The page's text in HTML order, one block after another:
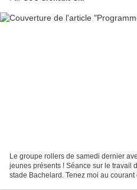
Le groupe rollers de samedi dernier
jeunes présents ! Séance sur le travail
stade Bachelard. Tenez moi au